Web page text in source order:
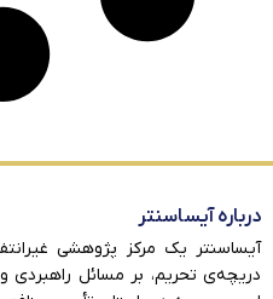
درباره آیساسنتر
آیساسنتر یک مرکز پژوهشی
دریچه‌ی تحریم، بر مسائل راهبردی